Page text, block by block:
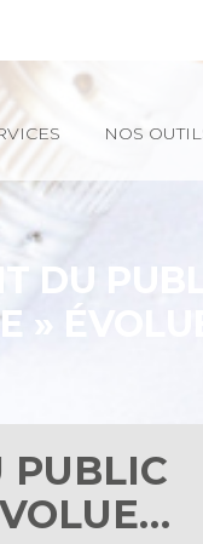
NOS
DU
»
PUBLIC